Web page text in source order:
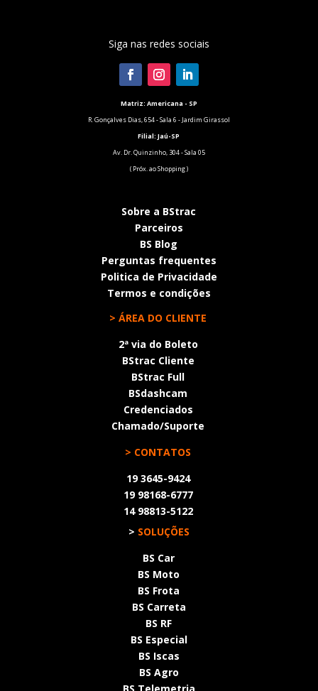
Siga nas redes sociais
Matriz: Americana - SP
R. Gonçalves Dias, 654 - Sala 6 - Jardim Girassol
Filial: Jaú-SP
Av. Dr. Quinzinho, 304 - Sala 05
( Próx. ao Shopping )
Sobre a BStrac
Parceiros
BS Blog
Perguntas frequentes
Politica de Privacidade
Termos e condições
> ÁREA DO CLIENTE
2ª via do Boleto
BStrac Cliente
BStrac Full
BSdashcam
Credenciados
Chamado/Suporte
> CONTATOS
19 3645-9424
19 98168-6777
14 98813-5122
> SOLUÇÕES
BS Car
BS Moto
BS Frota
BS Carreta
BS RF
BS Especial
BS Iscas
BS Agro